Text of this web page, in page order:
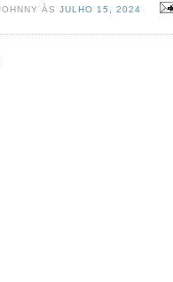
ÀSJULHO 15, 2024